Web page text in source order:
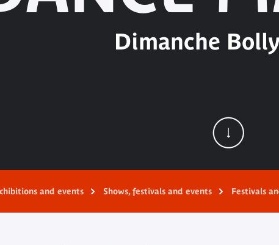
Dimanche
and events Shows, festivals and events Festivals